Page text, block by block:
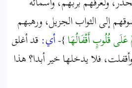
إلى الثواب الجزيل، ورهبهم
عَلَى قُلُوبٍ أَقْفَالُهَا}-أي: قد أغلق
فلا يدخلها خير أبدا؟ هذا